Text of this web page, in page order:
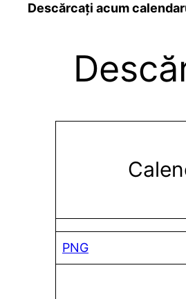
Descărcați acum
PNG